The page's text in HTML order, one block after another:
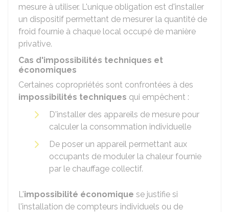
mesure à utiliser. L'unique obligation est d'installer
un dispositif permettant de mesurer la quantité de
froid fournie à chaque local occupé de manière
privative.
Cas d'impossibilités techniques et
économiques
Certaines copropriétés sont confrontées à des
impossibilités techniques qui empêchent :
D'installer des appareils de mesure pour
calculer la consommation individuelle
De poser un appareil permettant aux
occupants de moduler la chaleur fournie
par le chauffage collectif.
L'impossibilité économique se justifie si
l'installation de compteurs individuels ou de